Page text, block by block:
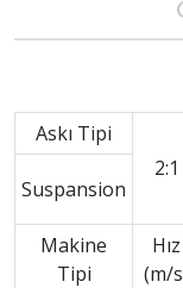
Askı Tipi
2:1
Suspansion
Makine
Tipi
Hız
(m/